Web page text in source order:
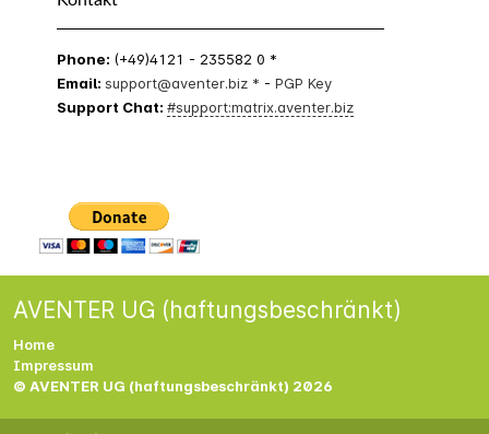
Phone: (+49)4121 - 235582 0 *
Email: support@aventer.biz * - PGP Key
Support Chat: #support:matrix.aventer.biz
AVENTER UG (haftungsbeschränkt)
Home
Impressum
© AVENTER UG (haftungsbeschränkt) 2026